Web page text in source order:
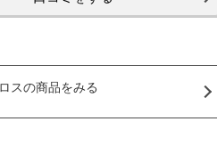
スの商品をみる